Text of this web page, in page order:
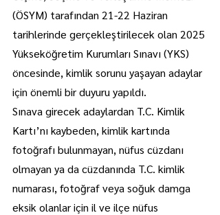
(ÖSYM) tarafından 21-22 Haziran
tarihlerinde gerçekleştirilecek olan 2025
Yükseköğretim Kurumları Sınavı (YKS)
öncesinde, kimlik sorunu yaşayan adaylar
için önemli bir duyuru yapıldı.
Sınava girecek adaylardan T.C. Kimlik
Kartı’nı kaybeden, kimlik kartında
fotoğrafı bulunmayan, nüfus cüzdanı
olmayan ya da cüzdanında T.C. kimlik
numarası, fotoğraf veya soğuk damga
eksik olanlar için il ve ilçe nüfus